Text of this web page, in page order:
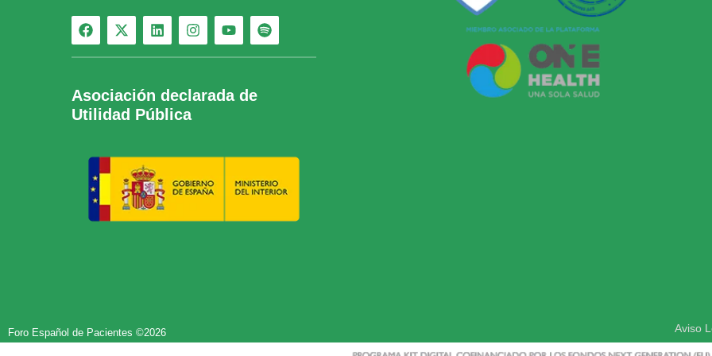
Asociación declarada de
Utilidad Pública
Foro Español de Pacientes ©2026 Aviso